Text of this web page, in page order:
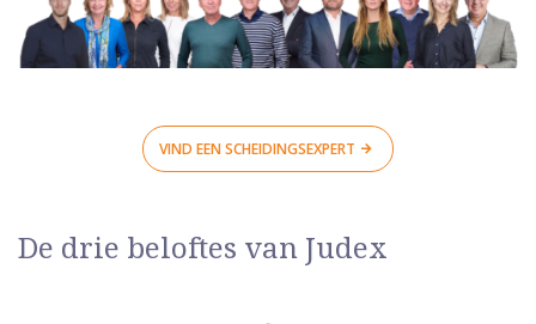
VIND EEN SCHEIDINGSEXPERT
De drie beloftes van Judex